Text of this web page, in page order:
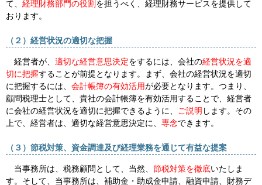
て、 経理財務部門の役割 を担うべく、経理財務サービスを提供して
おります。
（２）経営状況の適切な把握
経営者が、 適切な経営意思決定をするには、会社の経営状況を適
切に把握することが前提となります。まず、会社の経営状況を適切
に把握するには、 会計帳簿の有効活用が必要となります。つまり、
顧問税理士として、貴社の会計帳簿を有効活用することで、経営者
に会社の経営状況を適切に把握できるように、 ご説明 します。その
上で、経営者は、適切な経営意思決定に、 専念できます。
（３）節税対策、資金調達及び経理業務を通じて有益な提案
当事務所は、税務顧問として、当然、 節税対策を徹底いたしま
す。そして、当事務所は、補助金・助成金申請、融資申請、財務デ